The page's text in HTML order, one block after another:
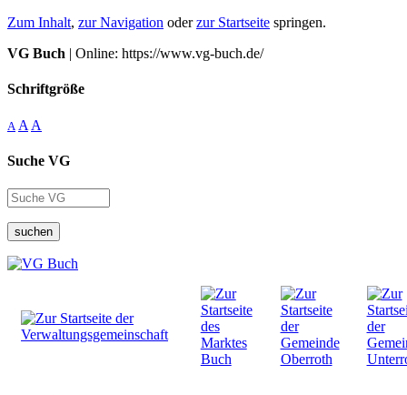
Zum Inhalt, zur Navigation oderzur Startseite springen.
VG Buch | Online: https://www.vg-buch.de/
Schriftgröße
A A A
Suche VG
suchen